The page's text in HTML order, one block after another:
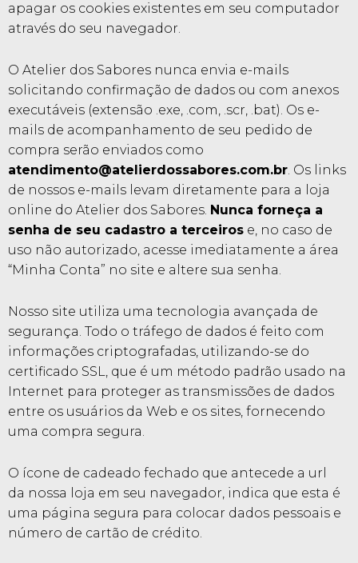
apagar os cookies existentes em seu computador
através do seu navegador.
O Atelier dos Sabores nunca envia e-mails
solicitando confirmação de dados ou com anexos
executáveis (extensão .exe, .com, .scr, .bat). Os e-
mails de acompanhamento de seu pedido de
compra serão enviados como
atendimento@atelierdossabores.com.br. Os links
de nossos e-mails levam diretamente para a loja
online do Atelier dos Sabores. Nunca forneça a
senha de seu cadastro a terceiros e, no caso de
uso não autorizado, acesse imediatamente a área
“Minha Conta” no site e altere sua senha.
Nosso site utiliza uma tecnologia avançada de
segurança. Todo o tráfego de dados é feito com
informações criptografadas, utilizando-se do
certificado SSL, que é um método padrão usado na
Internet para proteger as transmissões de dados
entre os usuários da Web e os sites, fornecendo
uma compra segura.
O ícone de cadeado fechado que antecede a url
da nossa loja em seu navegador, indica que esta é
uma página segura para colocar dados pessoais e
número de cartão de crédito.